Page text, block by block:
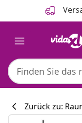
Zurück zu: